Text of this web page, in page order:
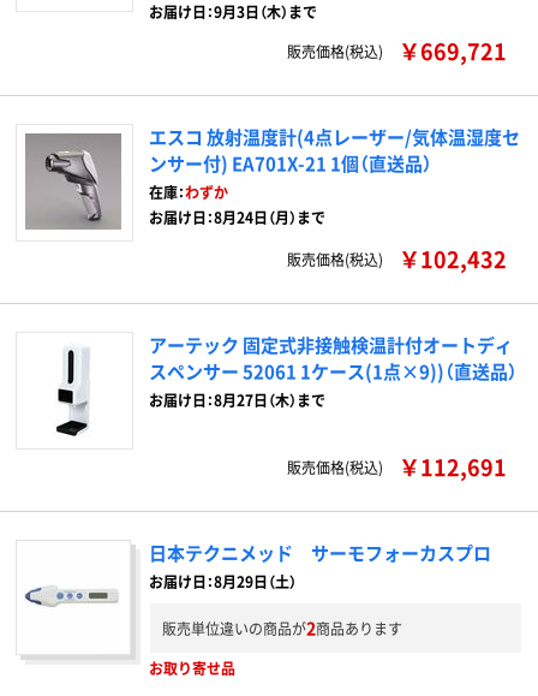
お届け日：9月3日（木）まで
販売価格(税込)
￥669,721
エスコ 放射温度計(4点レーザー/気体温湿度セ
ンサー付) EA701X-21 1個（直送品）
在庫：わずか
お届け日：8月24日（月）まで
販売価格(税込) ￥102,432
アーテック 固定式非接触検温計付オートディ
スペンサー 52061 1ケース(1点×9))（直送品）
お届け日：8月27日（木）まで
販売価格(税込) ￥112,691
日本テクニメッド サーモフォーカスプロ
お届け日：8月29日（土）
販売単位違いの商品が2商品あります
お取り寄せ品